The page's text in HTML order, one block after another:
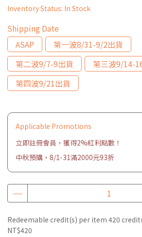
Inventory Status: In Stock
Shipping Date
ASAP
第一波8/31-9/2出貨
第二波9/7-9出貨
第三波9/14-
第四波9/21出貨
Applicable Promotions
立即註冊會員，獲得2%紅利點數！
中秋預購，8/1-31滿2000元93折
Redeemable credit(s) per item 420
NT$420